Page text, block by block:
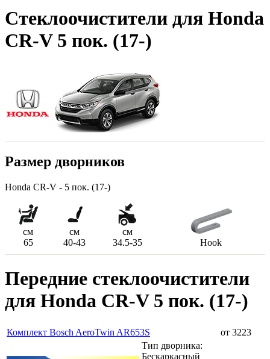
Стеклоочистители для Honda
CR-V 5 пок. (17-)
Размер дворников
Honda CR-V - 5 пок. (17-)
см см
см
65
40-43 34.5-35 Hook
Передние стеклоочистители
для Honda CR-V 5 пок. (17-)
Комплект Bosch AeroTwin AR653S
от 3223
Тип дворника:
Бескаркасный